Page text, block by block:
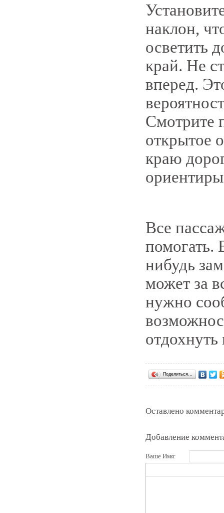
наклон,
осветить
край. Не
вперед.
Смотрите
открытое
краю
Все
помогать.
нибудь
может за
нужно
Поделиться…
Оставлено
Добавление
Ваше Имя: